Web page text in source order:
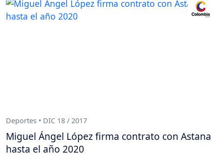
Deportes • DIC 18 / 2017
Miguel Ángel López firma contrato con Astana
hasta el año 2020